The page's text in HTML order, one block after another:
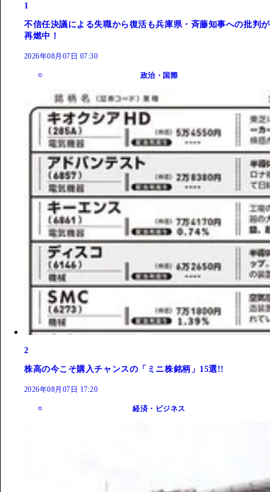
1
不信任決議による失職から復活も兵庫県・斉藤知事への批判が
再燃中！
2026年08月07日 07:30
政治・国際
2
株高の今こそ購入チャンスの「ミニ株銘柄」15選!!
2026年08月07日 17:20
経済・ビジネス